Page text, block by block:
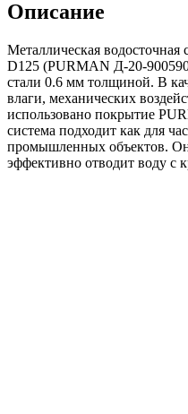
наружный
RAL9005
черный
темный
Описание
Металлическая
D125 (PURMAN Д-20-
стали 0.6 мм толщиной. В
влаги, механических
использовано покрытие
система подходит как для
промышленных объектов.
эффективно отводит воду с